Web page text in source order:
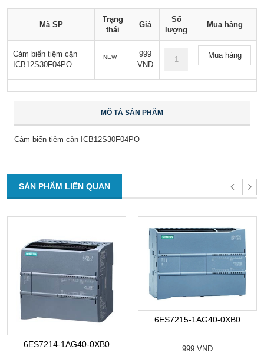
Mã SP
Trạng
thái
Giá
Số
lượng
Mua hàng
Cảm biến tiệm cận
ICB12S30F04PO
NEW
999
VND
Mua hàng
MÔ TẢ SẢN PHẨM
Cảm biến tiệm cận ICB12S30F04PO
SẢN PHẨM LIÊN QUAN
6ES7214-1AG40-0XB0
6ES7215-1AG40-0XB0
999 VND